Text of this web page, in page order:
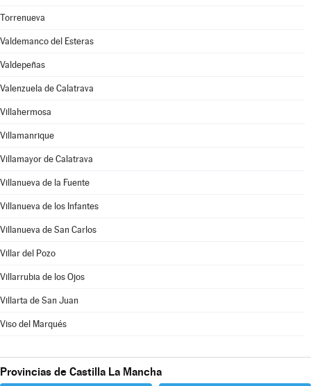
Torrenueva
Valdemanco del Esteras
Valdepeñas
Valenzuela de Calatrava
Villahermosa
Villamanrique
Villamayor de Calatrava
Villanueva de la Fuente
Villanueva de los Infantes
Villanueva de San Carlos
Villar del Pozo
Villarrubia de los Ojos
Villarta de San Juan
Viso del Marqués
Provincias de Castilla La Mancha